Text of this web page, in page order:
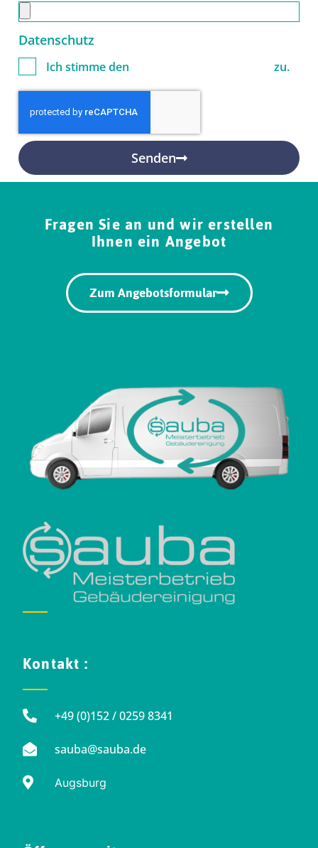
Datenschutz
Ich stimme den zu.
Senden
Fragen Sie an und wir erstellen
Ihnen ein Angebot
Zum Angebotsformular
Kontakt :
+49 (0)152 / 0259 8341
sauba@sauba.de
Augsburg